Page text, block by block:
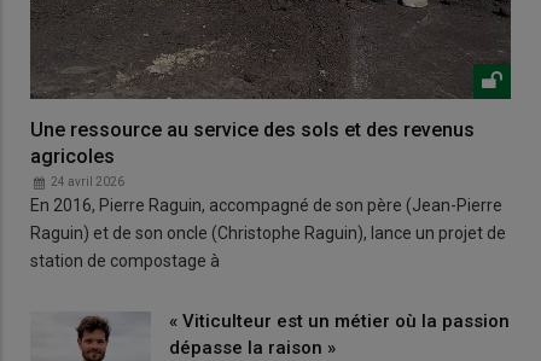
Une ressource au service des sols et des revenus
agricoles
24 avril 2026
En 2016, Pierre Raguin, accompagné de son père (Jean-Pierre
Raguin) et de son oncle (Christophe Raguin), lance un projet de
station de compostage à
« Viticulteur est un métier où la passion
dépasse la raison »